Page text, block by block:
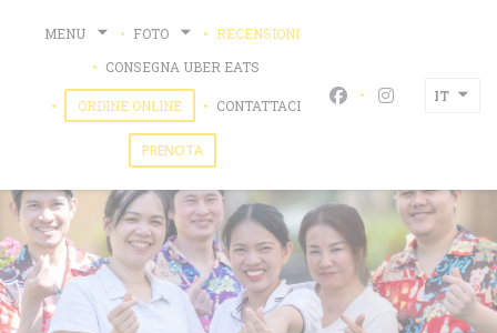
MENU FOTO
RECENSIONI
CONSEGNA UBER EATS
ORDINE ONLINE((APRE UNA NUOVA FINESTRA))
CONTATTACI
PRENOTA
Facebook ((apre
Instagram
IT